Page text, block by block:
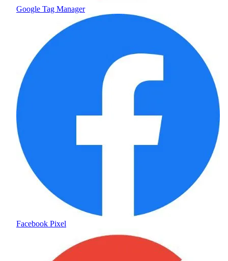
Google Tag Manager
Facebook Pixel